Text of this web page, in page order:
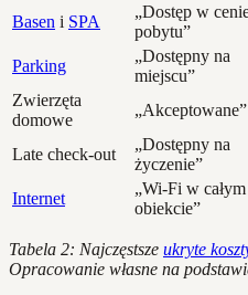
Basen i SPA
„Dostęp w
pobytu”
Parking
„Dostępny na
miejscu”
Zwierzęta
domowe
„Akceptowane”
Late check-out
„Dostępny na
życzenie”
Internet
„Wi-Fi w całym
obiekcie”
Tabela 2: Najczęstsze ukryte
Opracowanie własne na